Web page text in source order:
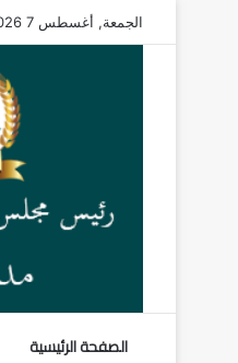
الجمعة, أغسطس 7 2026
الصفحة الرئيسية